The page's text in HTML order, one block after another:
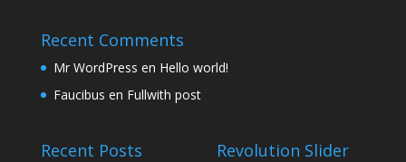
Recent Comments
Mr WordPress en Hello world!
Faucibus en Fullwith post
Recent Posts Revolution Slider